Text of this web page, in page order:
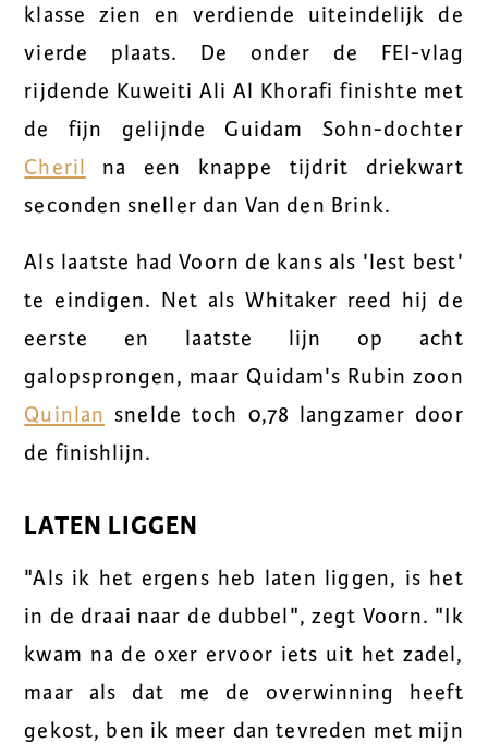
klasse zien en verdiende uiteindelijk de
vierde plaats. De onder de FEI-vlag
rijdende Kuweiti Ali Al Khorafi finishte met
de fijn gelijnde Guidam Sohn-dochter
Cheril na een knappe tijdrit driekwart
seconden sneller dan Van den Brink.
Als laatste had Voorn de kans als 'lest best'
te eindigen. Net als Whitaker reed hij de
eerste en laatste lijn op acht
galopsprongen, maar Quidam's Rubin zoon
Quinlan snelde toch 0,78 langzamer door
de finishlijn.
LATEN LIGGEN
"Als ik het ergens heb laten liggen, is het
in de draai naar de dubbel", zegt Voorn. "Ik
kwam na de oxer ervoor iets uit het zadel,
maar als dat me de overwinning heeft
gekost, ben ik meer dan tevreden met mijn